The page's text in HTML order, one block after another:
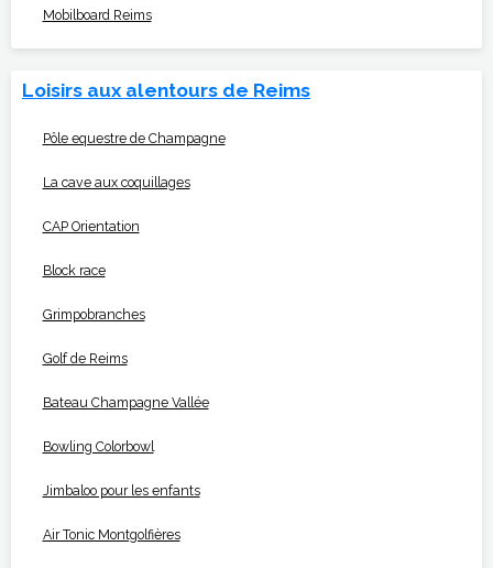
Mobilboard Reims
Loisirs aux alentours de Reims
Pôle equestre de Champagne
La cave aux coquillages
CAP Orientation
Block race
Grimpobranches
Golf de Reims
Bateau Champagne Vallée
Bowling Colorbowl
Jimbaloo pour les enfants
Air Tonic Montgolfières